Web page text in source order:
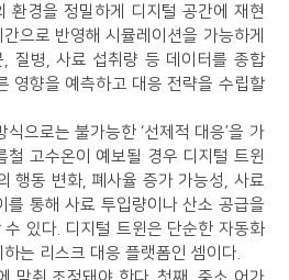
환경을 정밀하게 디지털 공간에 재현
으로 반영해 시뮬레이션을 가능하게
, 질병, 사료 섭취량 등 데이터를 종합
영향을 예측하고 대응 전략을 수립할
으로는 불가능한 ‘선제적 대응’을 가
철 고수온이 예보될 경우 디지털 트윈
행동 변화, 폐사율 증가 가능성, 사료
를 통해 사료 투입량이나 산소 공급을
있다. 디지털 트윈은 단순한 자동화
는 리스크 대응 플랫폼인 셈이다.